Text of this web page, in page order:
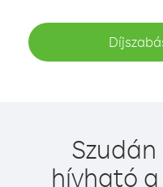
hívható